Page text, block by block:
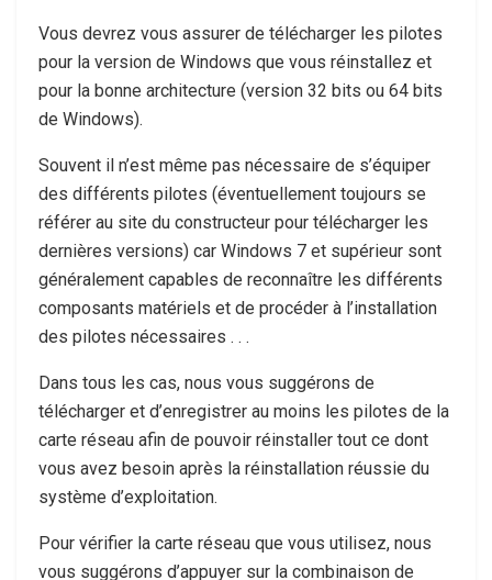
Vous devrez vous assurer de télécharger les pilotes
pour la version de Windows que vous réinstallez et
pour la bonne architecture (version 32 bits ou 64 bits
de Windows).
Souvent il n’est même pas nécessaire de s’équiper
des différents pilotes (éventuellement toujours se
référer au site du constructeur pour télécharger les
dernières versions) car Windows 7 et supérieur sont
généralement capables de reconnaître les différents
composants matériels et de procéder à l’installation
des pilotes nécessaires . . .
Dans tous les cas, nous vous suggérons de
télécharger et d’enregistrer au moins les pilotes de la
carte réseau afin de pouvoir réinstaller tout ce dont
vous avez besoin après la réinstallation réussie du
système d’exploitation.
Pour vérifier la carte réseau que vous utilisez, nous
vous suggérons d’appuyer sur la combinaison de